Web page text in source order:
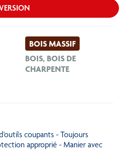
BOIS MASSIF
BOIS, BOIS DE
CHARPENTE
coupants - Toujours
approprié - Manier avec